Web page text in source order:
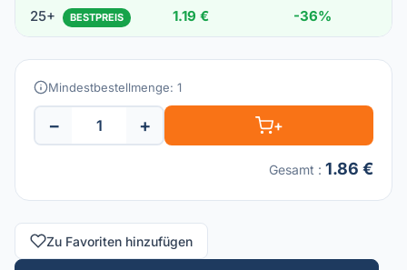
25+ BESTPREIS 1.19 € -36%
Mindestbestellmenge: 1
− + +
Gesamt : 1.86 €
Zu Favoriten hinzufügen